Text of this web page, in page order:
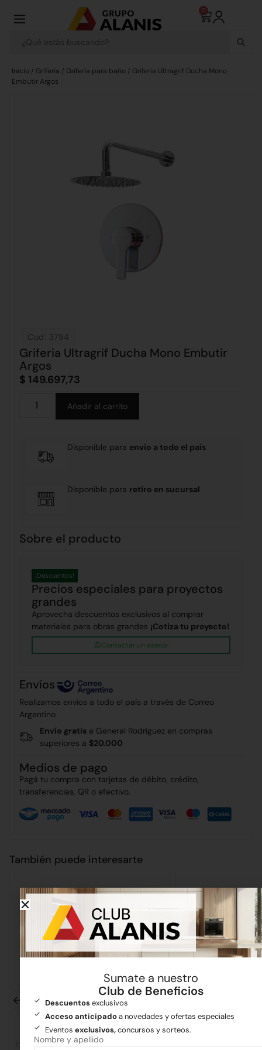
0
Inicio / Grifería / Grifería para baño / Griferia Ultragrif Ducha Mono
Embutir Argos
Cod: 3794
Griferia Ultragrif Ducha Mono Embutir
Argos
$ 149.697,73
Añadir al carrito
Disponible para envío a todo el país
Disponible para retiro en sucursal
Sobre el producto
Precios especiales para proyectos
grandes
¡Descuentos!
Aprovecha descuentos exclusivos al comprar
materiales para obras grandes ¡Cotiza tu proyecto!
Contactar un asesor
Envíos
Realizamos envíos a todo el país a través de Correo
Argentino
Envío gratis a General Rodríguez en compras
superiores a $20.000
Medios de pago
Pagá tu compra con tarjetas de débito, crédito,
transferencias, QR o efectivo.
También puede interesarte
Grifería Grifería
Sumate a nuestro
Club de Beneficios
Descuentosexclusivos
Acceso anticipadoa novedades y ofertas especiales
Eventos exclusivos,concursos y sorteos.
Nombre y apellido